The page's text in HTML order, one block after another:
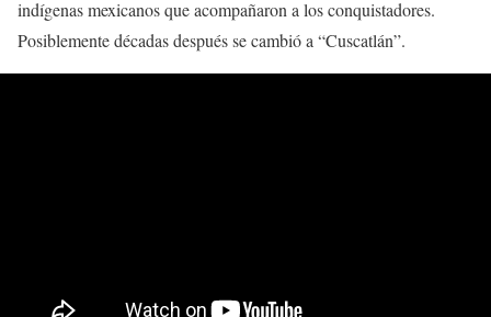
indígenas mexicanos que acompañaron a los conquistadores.
Posiblemente décadas después se cambió a “Cuscatlán”.